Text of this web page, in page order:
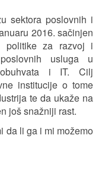
sektora poslovnih i
2016. sačinjen
politike za razvoj i
usluga u
i IT. Cilj
institucije o tome
te da ukaže na
još snažniji rast.
da li ga i mi možemo